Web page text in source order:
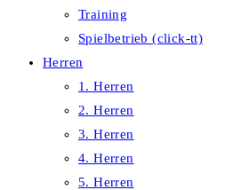
Training
Spielbetrieb (click-tt)
Herren
1. Herren
2. Herren
3. Herren
4. Herren
5. Herren